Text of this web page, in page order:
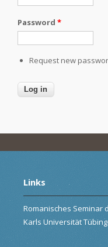
Password *
Request new
Links
Romanisches Seminar
Karls Universität